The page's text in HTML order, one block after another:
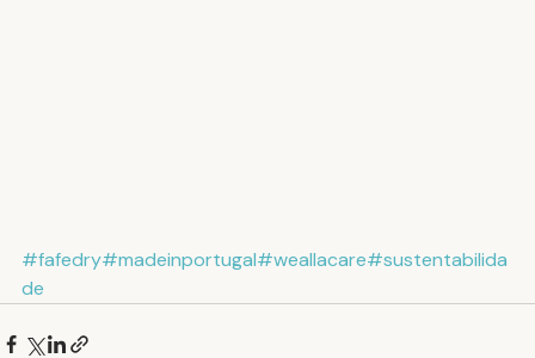
#fafedry#madeinportugal#weallacare#sustentabilida
de